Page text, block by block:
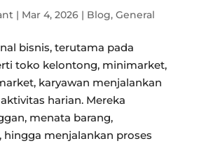
| Mar 4, 2026| Blog, General
bisnis, terutama pada
toko kelontong, minimarket,
karyawan menjalankan
harian. Mereka
menata barang,
hingga menjalankan proses